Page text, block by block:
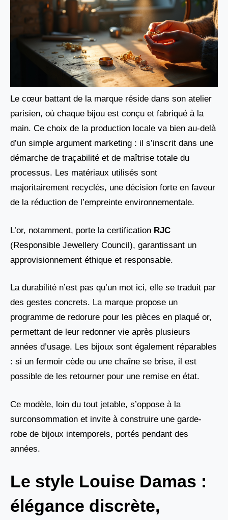
Le cœur battant de la marque réside dans son atelier
parisien, où chaque bijou est conçu et fabriqué à la
main. Ce choix de la production locale va bien au-delà
d’un simple argument marketing : il s’inscrit dans une
démarche de traçabilité et de maîtrise totale du
processus. Les matériaux utilisés sont
majoritairement recyclés, une décision forte en faveur
de la réduction de l’empreinte environnementale.
L’or, notamment, porte la certification RJC
(Responsible Jewellery Council), garantissant un
approvisionnement éthique et responsable.
La durabilité n’est pas qu’un mot ici, elle se traduit par
des gestes concrets. La marque propose un
programme de redorure pour les pièces en plaqué or,
permettant de leur redonner vie après plusieurs
années d’usage. Les bijoux sont également réparables
: si un fermoir cède ou une chaîne se brise, il est
possible de les retourner pour une remise en état.
Ce modèle, loin du tout jetable, s’oppose à la
surconsommation et invite à construire une garde-
robe de bijoux intemporels, portés pendant des
années.
Le style Louise Damas :
élégance discrète,